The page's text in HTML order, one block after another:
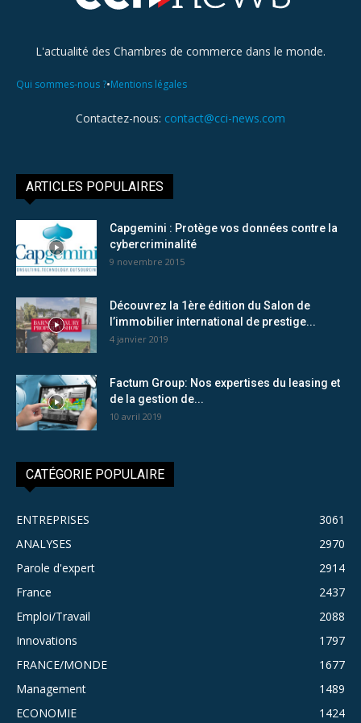
L'actualité des Chambres de commerce dans le monde.
Qui sommes-nous ?•Mentions légales
Contactez-nous: contact@cci-news.com
ARTICLES POPULAIRES
Capgemini : Protège vos données contre la
cybercriminalité
9 novembre 2015
Découvrez la 1ère édition du Salon de
l’immobilier international de prestige...
4 janvier 2019
Factum Group: Nos expertises du leasing et
de la gestion de...
10 avril 2019
CATÉGORIE POPULAIRE
ENTREPRISES
3061
ANALYSES
2970
Parole d'expert
2914
France
2437
Emploi/Travail
2088
Innovations
1797
FRANCE/MONDE
1677
Management
1489
ECONOMIE
1424